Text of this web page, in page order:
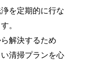
を定期的に行な
。
解決するため
清掃プランを心